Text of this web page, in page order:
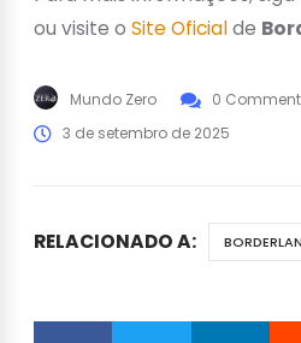
ou visite o Site Oficialde
Mundo Zero 0 Comment
3 de setembro de 2025
RELACIONADO A: